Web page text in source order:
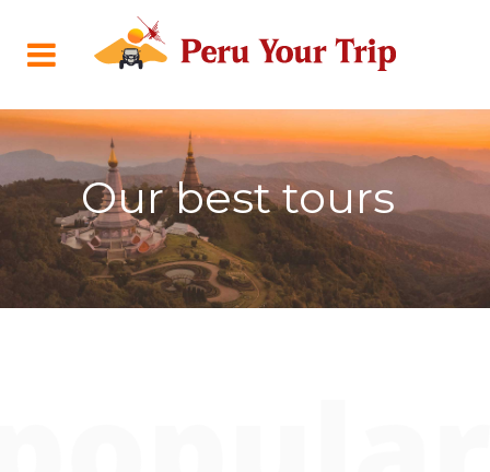
Our best tours